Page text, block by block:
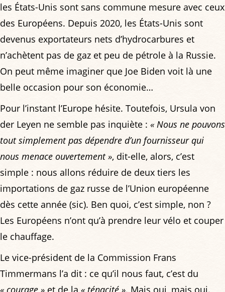
les États-Unis sont sans commune mesure avec ceux
des Européens. Depuis 2020, les États-Unis sont
devenus exportateurs nets d’hydrocarbures et
n’achètent pas de gaz et peu de pétrole à la Russie.
On peut même imaginer que Joe Biden voit là une
belle occasion pour son économie…
Pour l’instant l’Europe hésite. Toutefois, Ursula von
der Leyen ne semble pas inquiète : « Nous ne pouvons
tout simplement pas dépendre d’un fournisseur qui
nous menace ouvertement », dit-elle, alors, c’est
simple : nous allons réduire de deux tiers les
importations de gaz russe de l’Union européenne
dès cette année (sic). Ben quoi, c’est simple, non ?
Les Européens n’ont qu’à prendre leur vélo et couper
le chauffage.
Le vice-président de la Commission Frans
Timmermans l’a dit : ce qu’il nous faut, c’est du
« courage » et de la « ténacité ». Mais oui, mais oui.